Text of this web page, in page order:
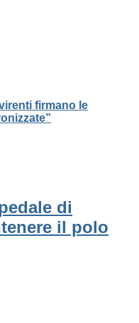
firmano le
di
il polo